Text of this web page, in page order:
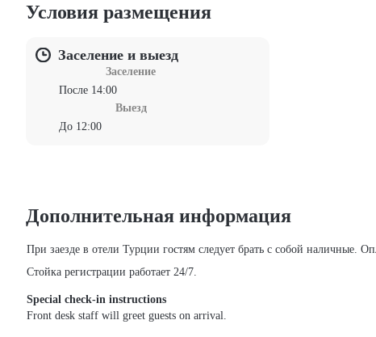
Условия размещения
Заселение и выезд
Заселение
После 14:00
Выезд
До 12:00
Дополнительная информация
При заезде в отели Турции гостям следует брать с собой наличные.
Стойка регистрации работает 24/7.
Special check-in instructions
Front desk staff will greet guests on arrival.